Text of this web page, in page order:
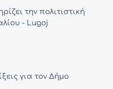
την πολιτιστική
- Lugoj
για τον Δήμο